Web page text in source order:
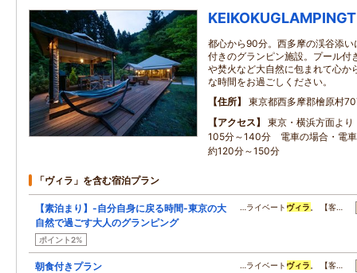
都心から90分。西多摩の渓谷添
付きのグランピン施設。プール付
や焚火など大自然に包まれて心か
な時間をお過ごしください。
住所
東京都西多摩郡檜原村
アクセス
東京・横浜方面よ
105分～140分 電車の場合・電
約120分～150分
「ヴィラ」を含む宿泊プラン
【素泊まり】-自分自身に戻る時間-東京の大
自然で過ごす大人のグランピング
ポイント2%
…ライベート ヴィラ 。 【客…
朝食付きプラン …ライベート ヴィラ 。 【客…